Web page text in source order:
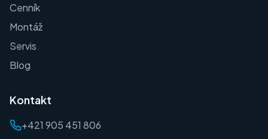
Cenník
Montáž
Servis
Blog
Kontakt
+421 905 451 806